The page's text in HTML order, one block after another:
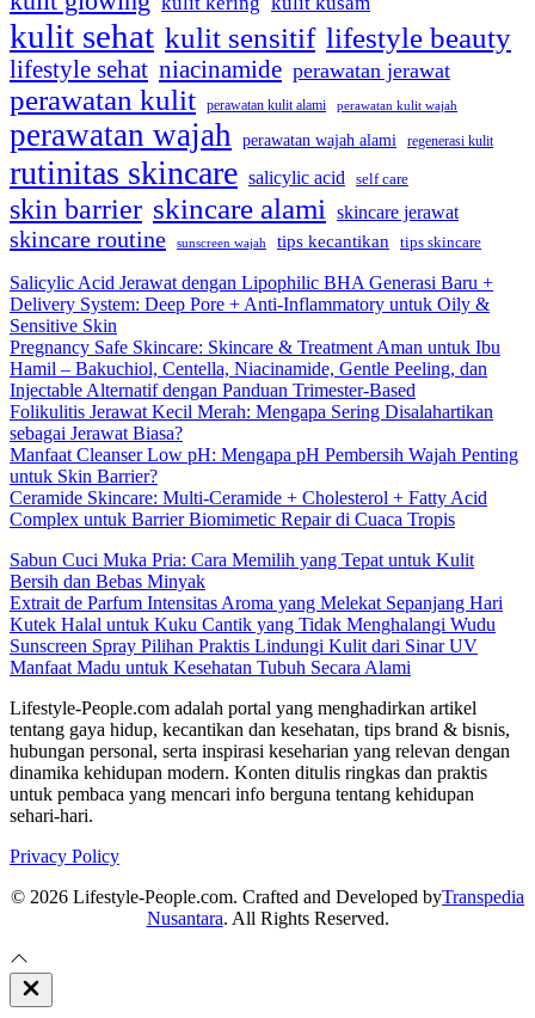
kulit sehat kulit sensitif lifestyle beauty
lifestyle sehat niacinamide perawatan jerawat
perawatan kulit perawatan kulit alami perawatan kulit wajah
perawatan wajah perawatan wajah alami regenerasi kulit
rutinitas skincare salicylic acid self care
skin barrier skincare alami skincare jerawat
skincare routine sunscreen wajah tips kecantikan tips skincare
Salicylic Acid Jerawat dengan Lipophilic BHA Generasi Baru +
Delivery System: Deep Pore + Anti-Inflammatory untuk Oily &
Sensitive Skin
Pregnancy Safe Skincare: Skincare & Treatment Aman untuk Ibu
Hamil – Bakuchiol, Centella, Niacinamide, Gentle Peeling, dan
Injectable Alternatif dengan Panduan Trimester-Based
Folikulitis Jerawat Kecil Merah: Mengapa Sering Disalahartikan
sebagai Jerawat Biasa?
Manfaat Cleanser Low pH: Mengapa pH Pembersih Wajah Penting
untuk Skin Barrier?
Ceramide Skincare: Multi-Ceramide + Cholesterol + Fatty Acid
Complex untuk Barrier Biomimetic Repair di Cuaca Tropis
Sabun Cuci Muka Pria: Cara Memilih yang Tepat untuk Kulit
Bersih dan Bebas Minyak
Extrait de Parfum Intensitas Aroma yang Melekat Sepanjang Hari
Kutek Halal untuk Kuku Cantik yang Tidak Menghalangi Wudu
Sunscreen Spray Pilihan Praktis Lindungi Kulit dari Sinar UV
Manfaat Madu untuk Kesehatan Tubuh Secara Alami
Lifestyle-People.com adalah portal yang menghadirkan artikel
tentang gaya hidup, kecantikan dan kesehatan, tips brand & bisnis,
hubungan personal, serta inspirasi keseharian yang relevan dengan
dinamika kehidupan modern. Konten ditulis ringkas dan praktis
untuk pembaca yang mencari info berguna tentang kehidupan
sehari-hari.
Privacy Policy
© 2026 Lifestyle-People.com. Crafted and Developed byTranspedia
Nusantara. All Rights Reserved.
Close
Off